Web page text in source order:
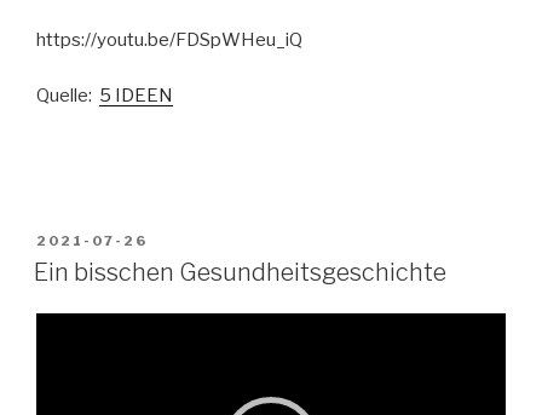
https://youtu.be/FDSpWHeu_iQ
Quelle: 5 IDEEN
VERÖFFENTLICHT
AM
2021-07-26
Ein bisschen Gesundheitsgeschichte